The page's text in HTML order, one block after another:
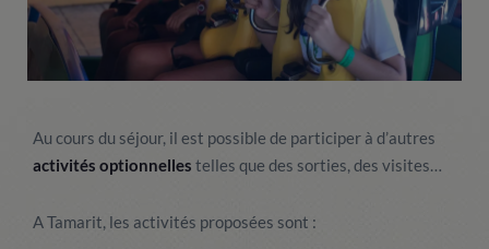
Au cours du séjour, il est possible de participer à d’autres
activités optionnelles telles que des sorties, des visites…
A Tamarit, les activités proposées sont :